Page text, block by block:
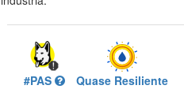
#PAS Quase Resiliente